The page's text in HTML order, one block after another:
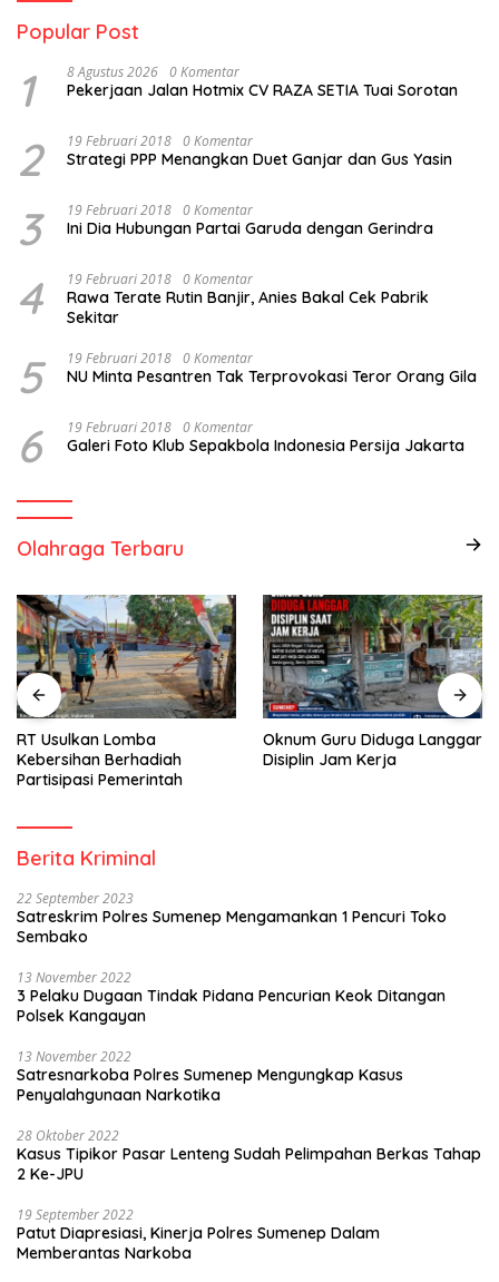
Popular Post
1 8 Agustus 2026 0 Komentar
Pekerjaan Jalan Hotmix CV RAZA SETIA Tuai Sorotan
2 19 Februari 2018 0 Komentar
Strategi PPP Menangkan Duet Ganjar dan Gus Yasin
3 19 Februari 2018 0 Komentar
Ini Dia Hubungan Partai Garuda dengan Gerindra
4 19 Februari 2018 0 Komentar
Rawa Terate Rutin Banjir, Anies Bakal Cek Pabrik
Sekitar
5 19 Februari 2018 0 Komentar
NU Minta Pesantren Tak Terprovokasi Teror Orang Gila
6 19 Februari 2018 0 Komentar
Galeri Foto Klub Sepakbola Indonesia Persija Jakarta
Olahraga Terbaru
RT Usulkan Lomba
Kebersihan Berhadiah
Partisipasi Pemerintah
Oknum Guru Diduga Langgar
Disiplin Jam Kerja
Berita Kriminal
22 September 2023
Satreskrim Polres Sumenep Mengamankan 1 Pencuri Toko
Sembako
13 November 2022
3 Pelaku Dugaan Tindak Pidana Pencurian Keok Ditangan
Polsek Kangayan
13 November 2022
Satresnarkoba Polres Sumenep Mengungkap Kasus
Penyalahgunaan Narkotika
28 Oktober 2022
Kasus Tipikor Pasar Lenteng Sudah Pelimpahan Berkas Tahap
2 Ke-JPU
19 September 2022
Patut Diapresiasi, Kinerja Polres Sumenep Dalam
Memberantas Narkoba